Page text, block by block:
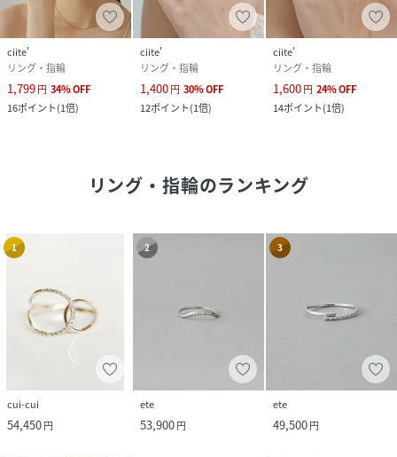
ciite'
リング・指輪
1,799円 34%OFF
16ポイント(1倍)
ciite'
リング・指輪
1,400円 30%OFF
12ポイント(1倍)
ciite'
リング・指輪
1,600円 24%OFF
14ポイント(1倍)
リング・指輪のランキング
1
cui-cui
54,450円
2
ete
53,900円
3
ete
49,500円